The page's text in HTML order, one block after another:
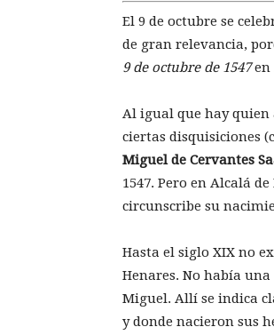
El 9 de octubre se
de gran relevancia,
9 de octubre de 1547en
Al igual que hay
ciertas disquisiciones
Miguel de Cervantes
1547. Pero en Alcalá
circunscribe su
Hasta el siglo XIX no
Henares. No había
Miguel. Allí se indica
y donde nacieron sus